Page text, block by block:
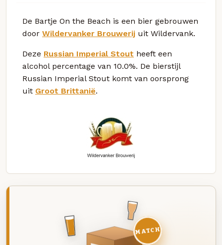
De Bartje On the Beach is een bier gebrouwen
door Wildervanker Brouwerij uit Wildervank.
Deze Russian Imperial Stout heeft een
alcohol percentage van 10.0%. De bierstijl
Russian Imperial Stout komt van oorsprong
uit Groot Brittanië.
MATCH